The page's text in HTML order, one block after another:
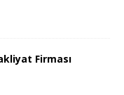
Firması